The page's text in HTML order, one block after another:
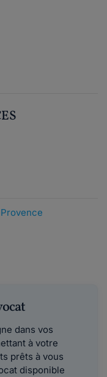
dans vos
à votre
prêts à vous
disponible